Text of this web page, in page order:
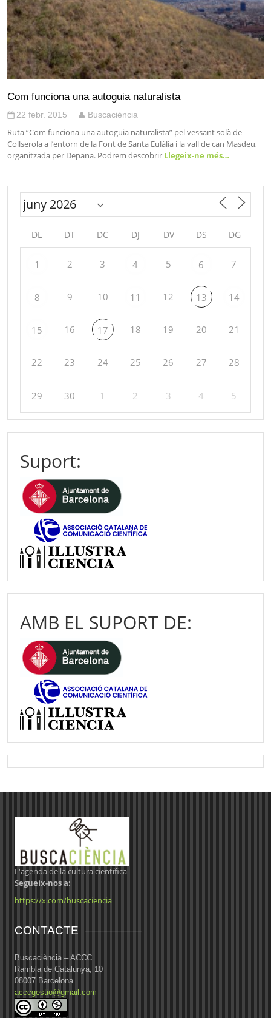
Com funciona una autoguia naturalista
22 febr. 2015 Buscaciència
Ruta “Com funciona una autoguia naturalista” pel vessant solà de
Collserola a l’entorn de la Font de Santa Eulàlia i la vall de can Masdeu,
organitzada per Depana. Podrem descobrir Llegeix-ne més…
DL DT DC DJ DV DS DG
1 2 3 4 5 6 7
8 9 10 11 12 13 14
15 16 17 18 19 20 21
22 23 24 25 26 27 28
29 30 1 2 3 4 5
Suport:
AMB EL SUPORT DE:
L'agenda de la cultura científica
Segueix-nos a:
https://x.com/buscaciencia
CONTACTE
Buscaciència – ACCC
Rambla de Catalunya, 10
08007 Barcelona
acccgestio@gmail.com